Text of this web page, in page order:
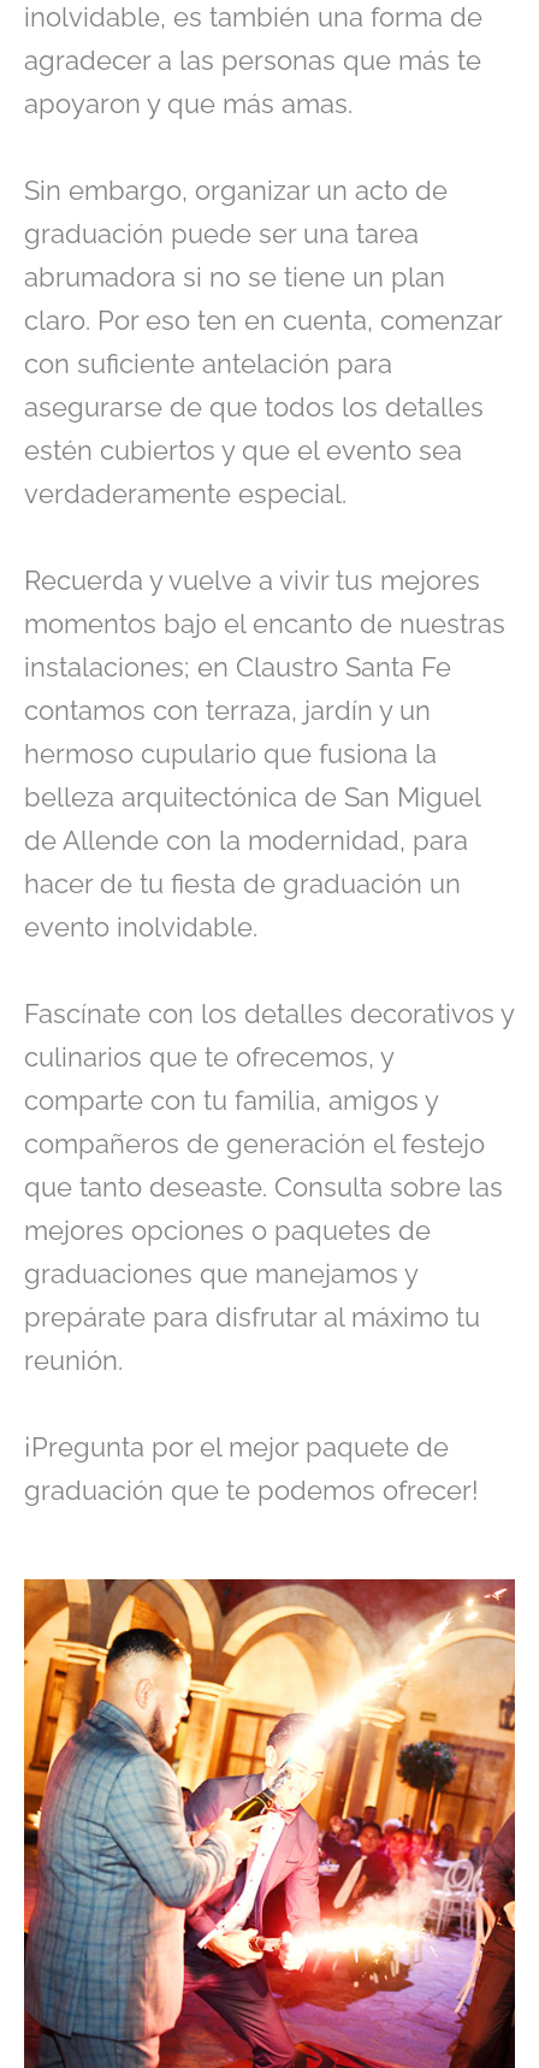
inolvidable, es también una forma de
agradecer a las personas que más te
apoyaron y que más amas.
Sin embargo, organizar un acto de
graduación puede ser una tarea
abrumadora si no se tiene un plan
claro. Por eso ten en cuenta, comenzar
con suficiente antelación para
asegurarse de que todos los detalles
estén cubiertos y que el evento sea
verdaderamente especial.
Recuerda y vuelve a vivir tus mejores
momentos bajo el encanto de nuestras
instalaciones; en Claustro Santa Fe
contamos con terraza, jardín y un
hermoso cupulario que fusiona la
belleza arquitectónica de San Miguel
de Allende con la modernidad, para
hacer de tu fiesta de graduación un
evento inolvidable.
Fascínate con los detalles decorativos y
culinarios que te ofrecemos, y
comparte con tu familia, amigos y
compañeros de generación el festejo
que tanto deseaste. Consulta sobre las
mejores opciones o paquetes de
graduaciones que manejamos y
prepárate para disfrutar al máximo tu
reunión.
¡Pregunta por el mejor paquete de
graduación que te podemos ofrecer!